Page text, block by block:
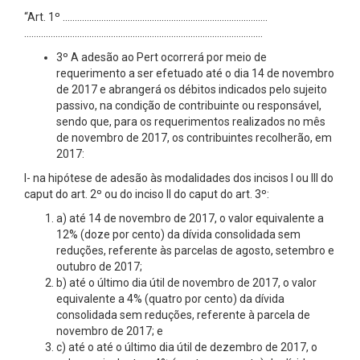
“Art. 1º ………………………………………………………………………….
3º A adesão ao Pert ocorrerá por meio de
requerimento a ser efetuado até o dia 14 de novembro
de 2017 e abrangerá os débitos indicados pelo sujeito
passivo, na condição de contribuinte ou responsável,
sendo que, para os requerimentos realizados no mês
de novembro de 2017, os contribuintes recolherão, em
2017:
I- na hipótese de adesão às modalidades dos incisos I ou III do
caput do art. 2º ou do inciso II do caput do art. 3º:
a) até 14 de novembro de 2017, o valor equivalente a
12% (doze por cento) da dívida consolidada sem
reduções, referente às parcelas de agosto, setembro e
outubro de 2017;
b) até o último dia útil de novembro de 2017, o valor
equivalente a 4% (quatro por cento) da dívida
consolidada sem reduções, referente à parcela de
novembro de 2017; e
c) até o até o último dia útil de dezembro de 2017, o